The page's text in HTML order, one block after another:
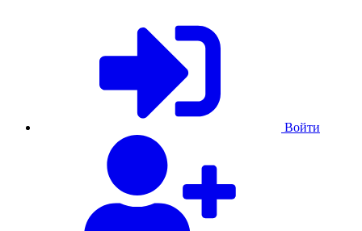
Войти